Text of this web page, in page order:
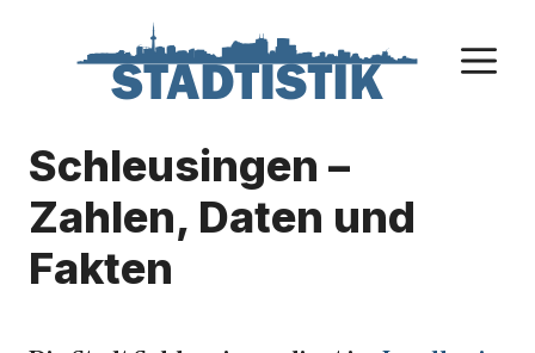
Schleusingen –
Zahlen, Daten und
Fakten